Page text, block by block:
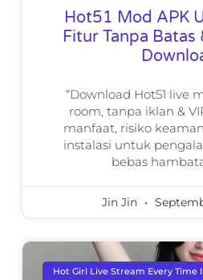
Hot51 Mod APK
Fitur Tanpa Batas
“Download Hot51 live
room, tanpa iklan &
manfaat, risiko
instalasi untuk
bebas
Jin Jin
Hot Girl Live Stream Every Time